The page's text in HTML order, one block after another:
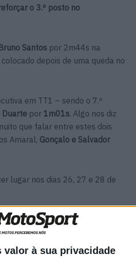
valor à sua privacidade
o 3.º posto no
Santos por 2m44s na
colocado depois de uma queda no
em TT1 – sendo o 7.º
Duarte por 1m01s. Algo nos diz
que falar entre estes dois
Amaral, Gonçalo e Salvador
lugar nos dias 26, 27 e 28 de